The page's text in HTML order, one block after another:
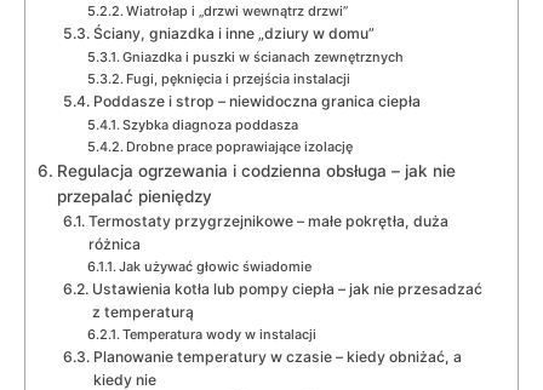
Wiatrołap i „drzwi wewnątrz drzwi”
Ściany, gniazdka i inne „dziury w domu”
Gniazdka i puszki w ścianach zewnętrznych
Fugi, pęknięcia i przejścia instalacji
Poddasze i strop – niewidoczna granica ciepła
Szybka diagnoza poddasza
Drobne prace poprawiające izolację
Regulacja ogrzewania i codzienna obsługa – jak nie
przepalać pieniędzy
Termostaty przygrzejnikowe – małe pokrętła, duża
różnica
Jak używać głowic świadomie
Ustawienia kotła lub pompy ciepła – jak nie przesadzać
z temperaturą
Temperatura wody w instalacji
Planowanie temperatury w czasie – kiedy obniżać, a
kiedy nie